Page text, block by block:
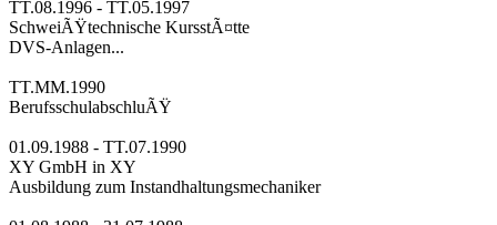
TT.08.1996 - TT.05.1997
SchweiÃŸtechnische KursstÃ¤tte
DVS-Anlagen...
TT.MM.1990
BerufsschulabschluÃŸ
01.09.1988 - TT.07.1990
XY GmbH in XY
Ausbildung zum Instandhaltungsmechaniker